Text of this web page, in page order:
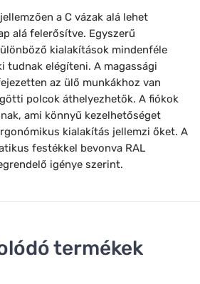
a C vázak alá lehet
alá felerősítve. Egyszerű
kialakítások mindenféle
tudnak elégíteni. A magassági
az ülő munkákhoz van
polcok áthelyezhetők. A fiókok
ami könnyű kezelhetőséget
kialakítás jellemzi őket. A
festékkel bevonva RAL
igénye szerint.
termékek